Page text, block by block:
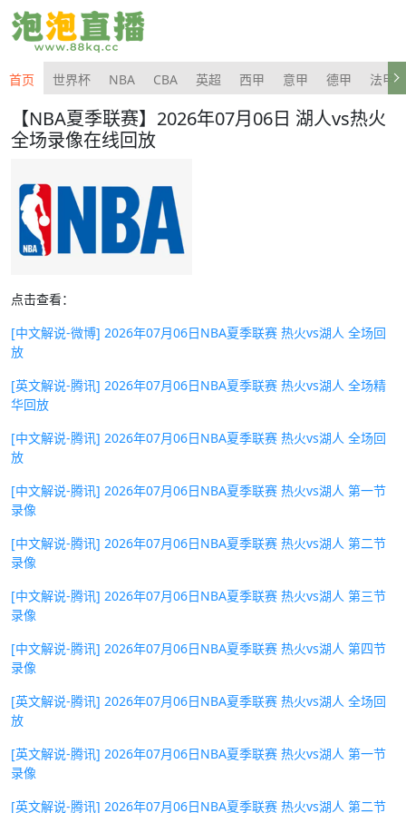
首页 世界杯 NBA CBA 英超 西甲 意甲 德甲 法甲
【NBA夏季联赛】2026年07月06日 湖人vs热火
全场录像在线回放
点击查看：
[中文解说-微博] 2026年07月06日NBA夏季联赛 热火vs湖人 全场回
放
[英文解说-腾讯] 2026年07月06日NBA夏季联赛 热火vs湖人 全场精
华回放
[中文解说-腾讯] 2026年07月06日NBA夏季联赛 热火vs湖人 全场回
放
[中文解说-腾讯] 2026年07月06日NBA夏季联赛 热火vs湖人 第一节
录像
[中文解说-腾讯] 2026年07月06日NBA夏季联赛 热火vs湖人 第二节
录像
[中文解说-腾讯] 2026年07月06日NBA夏季联赛 热火vs湖人 第三节
录像
[中文解说-腾讯] 2026年07月06日NBA夏季联赛 热火vs湖人 第四节
录像
[英文解说-腾讯] 2026年07月06日NBA夏季联赛 热火vs湖人 全场回
放
[英文解说-腾讯] 2026年07月06日NBA夏季联赛 热火vs湖人 第一节
录像
[英文解说-腾讯] 2026年07月06日NBA夏季联赛 热火vs湖人 第二节